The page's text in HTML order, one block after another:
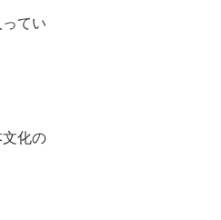
てい
化の